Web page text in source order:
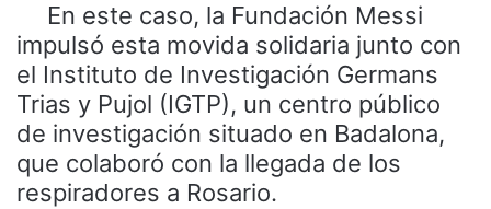
En este caso, la Fundación Messi
impulsó esta movida solidaria junto con
el Instituto de Investigación Germans
Trias y Pujol (IGTP), un centro público
de investigación situado en Badalona,
que colaboró con la llegada de los
respiradores a Rosario.